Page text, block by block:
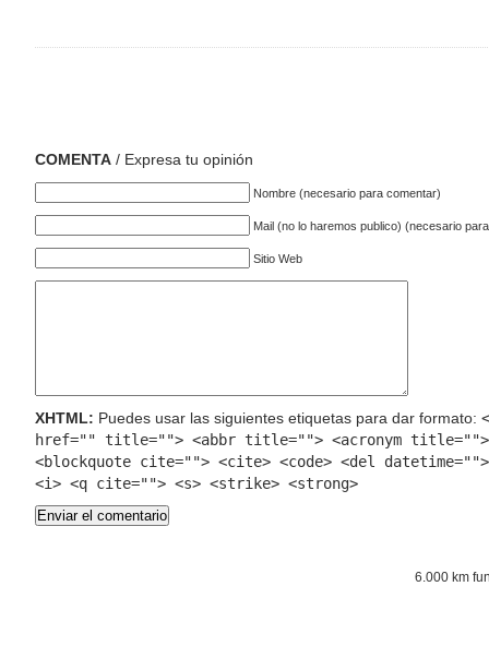
COMENTA / Expresa tu opinión
Nombre (necesario para comentar)
Mail (no lo haremos publico) (necesario
Sitio Web
XHTML: Puedes usar las siguientes etiquetas para dar formato:
href="" title=""> <abbr title=""> <acronym title="">
<blockquote cite=""> <cite> <code> <del datetime="">
<i> <q cite=""> <s> <strike> <strong>
6.000 km